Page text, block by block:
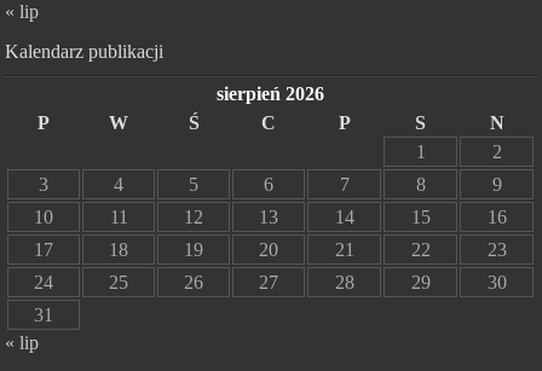
« lip
Kalendarz publikacji
sierpień 2026
P
W Ś C P S
N
1
2
3
4 5 6 7 8
9
10
11 12 13 14 15
16
17
18 19 20 21 22
23
24
25 26 27 28 29
30
31
« lip